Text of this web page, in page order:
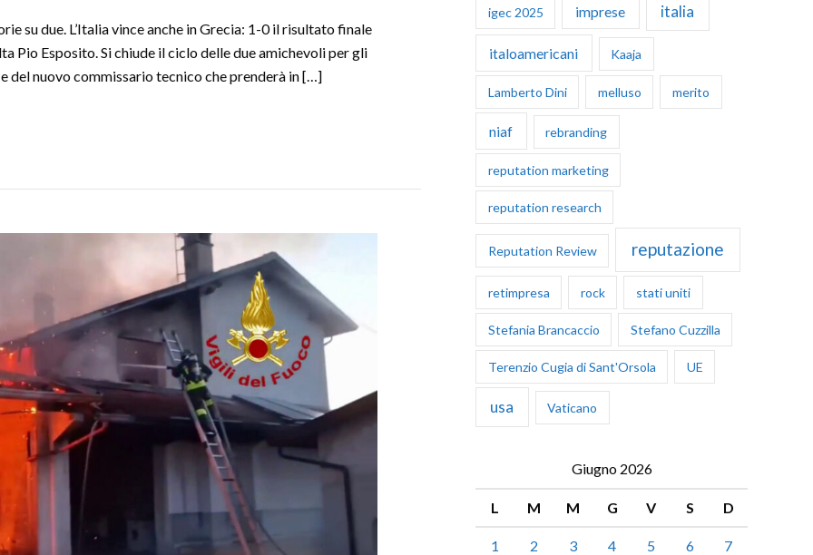
su due. L’Italia vince anche in Grecia: 1-0 il risultato finale
Pio Esposito. Si chiude il ciclo delle due amichevoli per gli
del nuovo commissario tecnico che prenderà in […]
igec 2025 imprese italia
italoamericani Kaaja
Lamberto Dini melluso merito
niaf rebranding
reputation marketing
reputation research
Reputation Review reputazione
retimpresa rock stati uniti
Stefania Brancaccio Stefano Cuzzilla
Terenzio Cugia di Sant'Orsola UE
usa Vaticano
Giugno 2026
L M M G V S D
1 2 3 4 5 6
7